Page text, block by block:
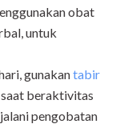
obat
untuk
gunakantabir
beraktivitas
pengobatan